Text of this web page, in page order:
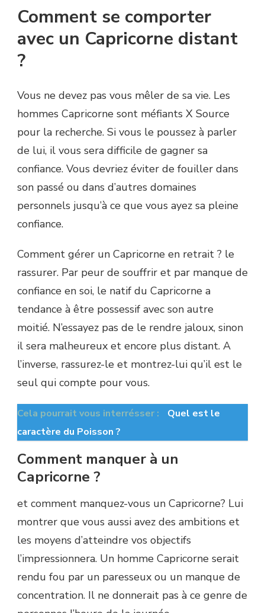
Comment se comporter
avec un Capricorne distant
?
Vous ne devez pas vous mêler de sa vie. Les
hommes Capricorne sont méfiants X Source
pour la recherche. Si vous le poussez à parler
de lui, il vous sera difficile de gagner sa
confiance. Vous devriez éviter de fouiller dans
son passé ou dans d’autres domaines
personnels jusqu’à ce que vous ayez sa pleine
confiance.
Comment gérer un Capricorne en retrait ? le
rassurer. Par peur de souffrir et par manque de
confiance en soi, le natif du Capricorne a
tendance à être possessif avec son autre
moitié. N’essayez pas de le rendre jaloux, sinon
il sera malheureux et encore plus distant. A
l’inverse, rassurez-le et montrez-lui qu’il est le
seul qui compte pour vous.
Cela pourrait vous interrésser :
Quel est le
caractère du Poisson ?
Comment manquer à un
Capricorne ?
et comment manquez-vous un Capricorne? Lui
montrer que vous aussi avez des ambitions et
les moyens d’atteindre vos objectifs
l’impressionnera. Un homme Capricorne serait
rendu fou par un paresseux ou un manque de
concentration. Il ne donnerait pas à ce genre de